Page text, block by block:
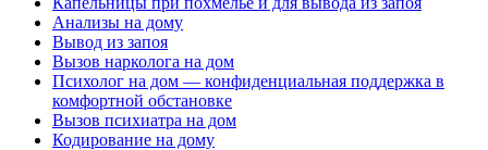
Анализы на дому
Вывод из запоя
Вызов нарколога на дом
Психолог на дом — конфиденциальная поддержка в
комфортной обстановке
Вызов психиатра на дом
Кодирование на дому